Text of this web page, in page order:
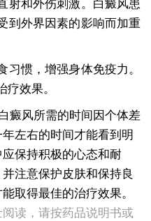
射和外伤刺激。白癜风患
到外界因素的影响而加重
习惯，增强身体免疫力。
效果。
癜风所需的时间因个体差
左右的时间才能看到明
保持积极的心态和耐
注意保护皮肤和保持良
取得最佳的治疗效果。
读，请按药品说明书或
服务对比：好医院该做到哪些